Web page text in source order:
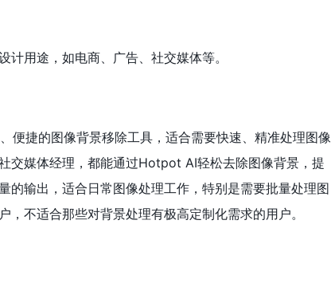
用途，如电商、广告、社交媒体等。
捷的图像背景移除工具，适合需要快速、精准处理图像
交媒体经理，都能通过Hotpot AI轻松去除图像背景，提
的输出，适合日常图像处理工作，特别是需要批量处理图
不适合那些对背景处理有极高定制化需求的用户。